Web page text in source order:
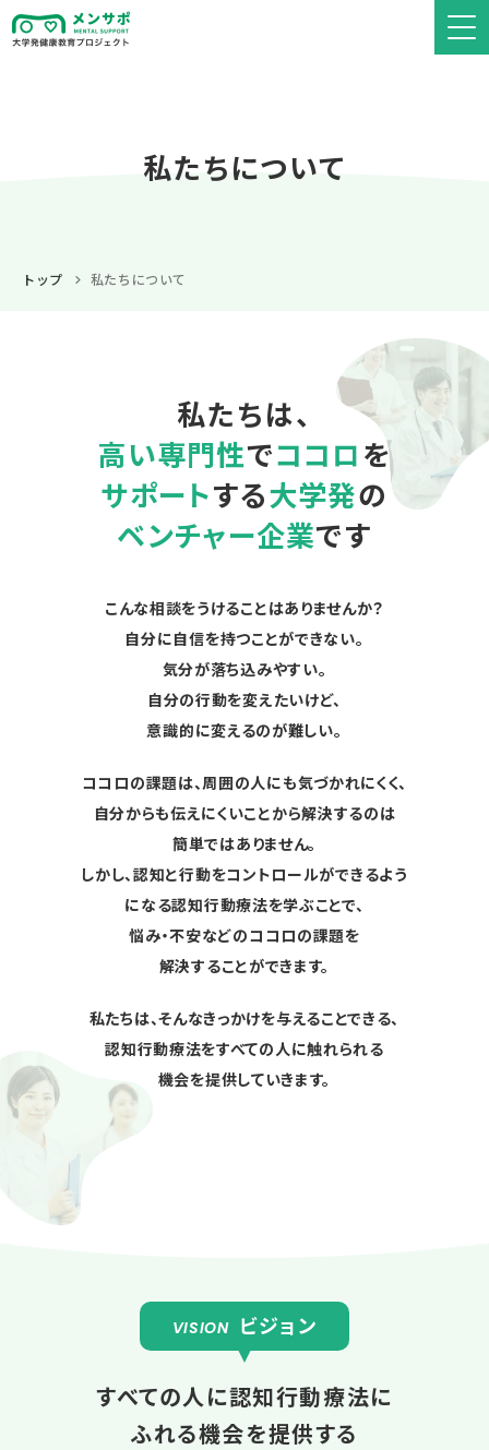
私たちについて
トップ 私たちについて
私たちは、
高い専門性でココロを
サポートする大学発の
ベンチャー企業です
こんな相談をうけることはありませんか？
自分に自信を持つことができない。
気分が落ち込みやすい。
自分の行動を変えたいけど、
意識的に変えるのが難しい。
ココロの課題は、周囲の人にも気づかれにくく、
自分からも伝えにくいことから解決するのは
簡単ではありません。
しかし、認知と行動をコントロールができるよう
になる認知行動療法を学ぶことで、
悩み・不安などのココロの課題を
解決することができます。
私たちは、そんなきっかけを与えることできる、
認知行動療法をすべての人に触れられる
機会を提供していきます。
VISION ビジョン
すべての人に認知行動療法に
ふれる機会を提供する